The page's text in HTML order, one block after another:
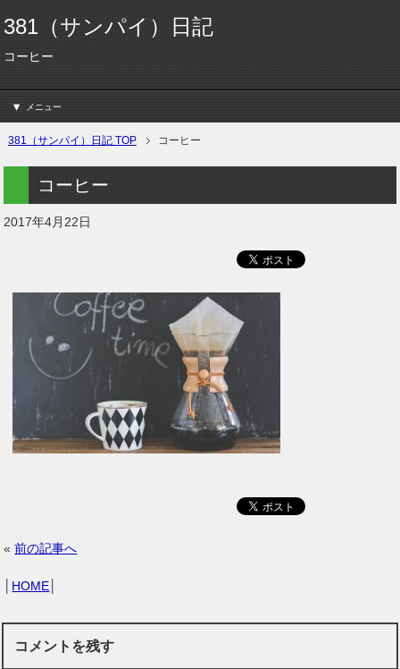
381（サンパイ）日記
コーヒー
メニュー
381（サンパイ）日記 TOP コーヒー
コーヒー
2017年4月22日
«前の記事へ
HOME
コメントを残す